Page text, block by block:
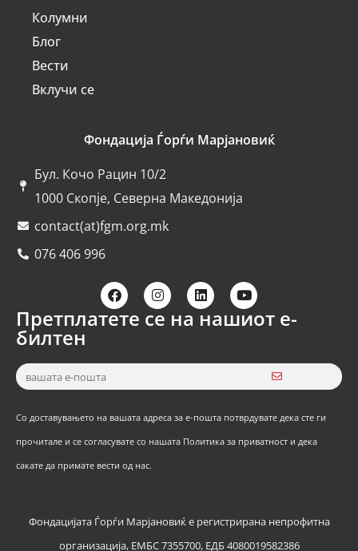
Колумни
Блог
Вести
Вклучи се
Фондација Ѓорѓи Марјановиќ
Бул. Кочо Рацин 10/2
1000 Скопје, Северна Македонија
contact(at)fgm.org.mk
076 406 996
Претплатете се на нашиот е-
билтен
Со доставувањето на вашата адреса за е-пошта потврдувате дека сте ги
прочитале и се согласувате со нашата Политика за приватност и дека
сакате да примате вести од нас.
Фондацијата Ѓорѓи Марјановиќ е регистрирана непрофитна
организација, ЕМБС 7355700, ЕДБ 4080019582386